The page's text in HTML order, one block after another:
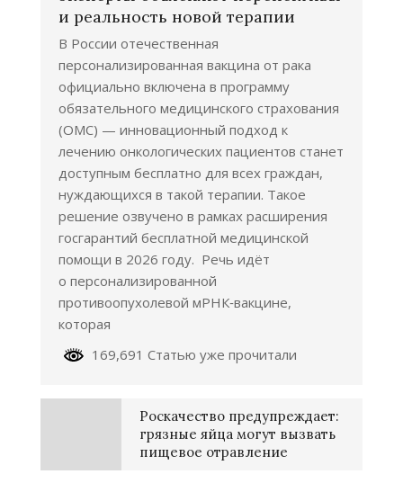
и реальность новой терапии
В России отечественная
персонализированная вакцина от рака
официально включена в программу
обязательного медицинского страхования
(ОМС) — инновационный подход к
лечению онкологических пациентов станет
доступным бесплатно для всех граждан,
нуждающихся в такой терапии. Такое
решение озвучено в рамках расширения
госгарантий бесплатной медицинской
помощи в 2026 году. Речь идёт
о персонализированной
противоопухолевой мРНК‑вакцине,
которая
169,691 Статью уже прочитали
Роскачество предупреждает:
грязные яйца могут вызвать
пищевое отравление